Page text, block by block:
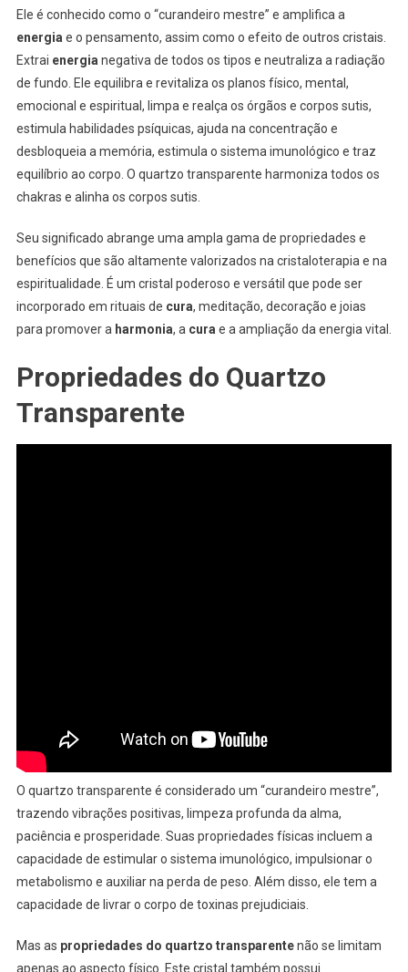
Ele é conhecido como o “curandeiro mestre” e amplifica a
energia e o pensamento, assim como o efeito de outros cristais.
Extrai energia negativa de todos os tipos e neutraliza a radiação
de fundo. Ele equilibra e revitaliza os planos físico, mental,
emocional e espiritual, limpa e realça os órgãos e corpos sutis,
estimula habilidades psíquicas, ajuda na concentração e
desbloqueia a memória, estimula o sistema imunológico e traz
equilíbrio ao corpo. O quartzo transparente harmoniza todos os
chakras e alinha os corpos sutis.
Seu significado abrange uma ampla gama de propriedades e
benefícios que são altamente valorizados na cristaloterapia e na
espiritualidade. É um cristal poderoso e versátil que pode ser
incorporado em rituais de cura, meditação, decoração e joias
para promover a harmonia, a cura e a ampliação da energia vital.
Propriedades do Quartzo
Transparente
O quartzo transparente é considerado um “curandeiro mestre”,
trazendo vibrações positivas, limpeza profunda da alma,
paciência e prosperidade. Suas propriedades físicas incluem a
capacidade de estimular o sistema imunológico, impulsionar o
metabolismo e auxiliar na perda de peso. Além disso, ele tem a
capacidade de livrar o corpo de toxinas prejudiciais.
Mas as propriedades do quartzo transparentenão se limitam
apenas ao aspecto físico. Este cristal também possui